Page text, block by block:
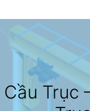
Cầu Trục